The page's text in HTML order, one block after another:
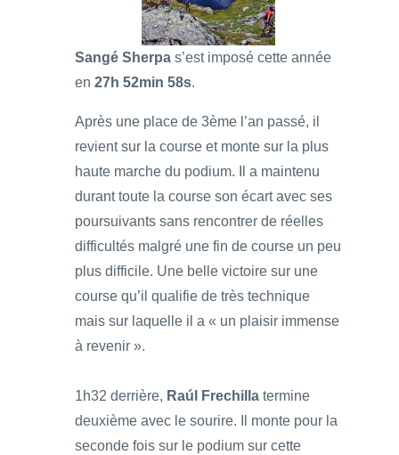
Sangé Sherpa s’est imposé cette année
en 27h 52min 58s.
Après une place de 3ème l’an passé, il
revient sur la course et monte sur la plus
haute marche du podium. Il a maintenu
durant toute la course son écart avec ses
poursuivants sans rencontrer de réelles
difficultés malgré une fin de course un peu
plus difficile. Une belle victoire sur une
course qu’il qualifie de très technique
mais sur laquelle il a « un plaisir immense
à revenir ».
1h32 derrière, Raúl Frechilla termine
deuxième avec le sourire. Il monte pour la
seconde fois sur le podium sur cette